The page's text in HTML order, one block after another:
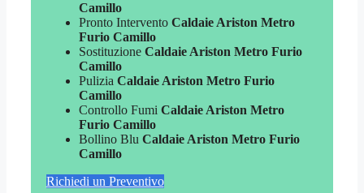
Camillo
Pronto Intervento Caldaie Ariston Metro
Furio Camillo
Sostituzione Caldaie Ariston Metro Furio
Camillo
Pulizia Caldaie Ariston Metro Furio
Camillo
Controllo Fumi Caldaie Ariston Metro
Furio Camillo
Bollino Blu Caldaie Ariston Metro Furio
Camillo
Richiedi un Preventivo